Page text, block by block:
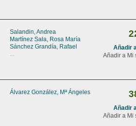
Salandin, Andrea
Martínez Sala, Rosa María
Sánchez Grandía, Rafael
...
Añadir
Añadir a Mi
Álvarez González, Mª Ángeles
Añadir
Añadir a Mi